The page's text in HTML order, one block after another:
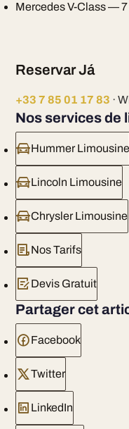
Mercedes V-Class —
Reservar Já
+33 7 85 01 17 83 ·
Nos services de
Hummer Limousine
Lincoln Limousine
Chrysler Limousine
Nos Tarifs
Devis Gratuit
Partager cet
Facebook
Twitter
LinkedIn